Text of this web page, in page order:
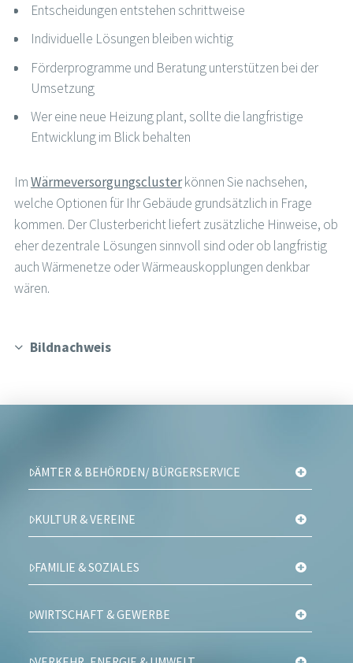
Entscheidungen entstehen schrittweise
Individuelle Lösungen bleiben wichtig
Förderprogramme und Beratung unterstützen bei der
Umsetzung
Wer eine neue Heizung plant, sollte die langfristige
Entwicklung im Blick behalten
ImWärmeversorgungsclusterkönnen Sie nachsehen,
welche Optionen für Ihr Gebäude grundsätzlich in Frage
kommen. Der Clusterbericht liefert zusätzliche Hinweise, ob
eher dezentrale Lösungen sinnvoll sind oder ob langfristig
auch Wärmenetze oder Wärmeauskopplungen denkbar
wären.
Bildnachweis
ÄMTER & BEHÖRDEN/ BÜRGERSERVICE
KULTUR & VEREINE
FAMILIE & SOZIALES
WIRTSCHAFT & GEWERBE